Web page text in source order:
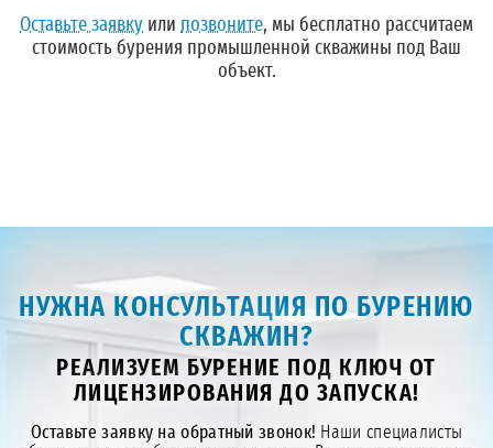
Оставьте заявку или позвоните, мы бесплатно рассчитаем
стоимость бурения промышленной скважины под Ваш
объект.
НУЖНА КОНСУЛЬТАЦИЯ ПО БУРЕНИЮ
СКВАЖИН?
РЕАЛИЗУЕМ БУРЕНИЕ ПОД КЛЮЧ ОТ
ЛИЦЕНЗИРОВАНИЯ ДО ЗАПУСКА!
Оставьте заявку на обратный звонок! Наши специалисты